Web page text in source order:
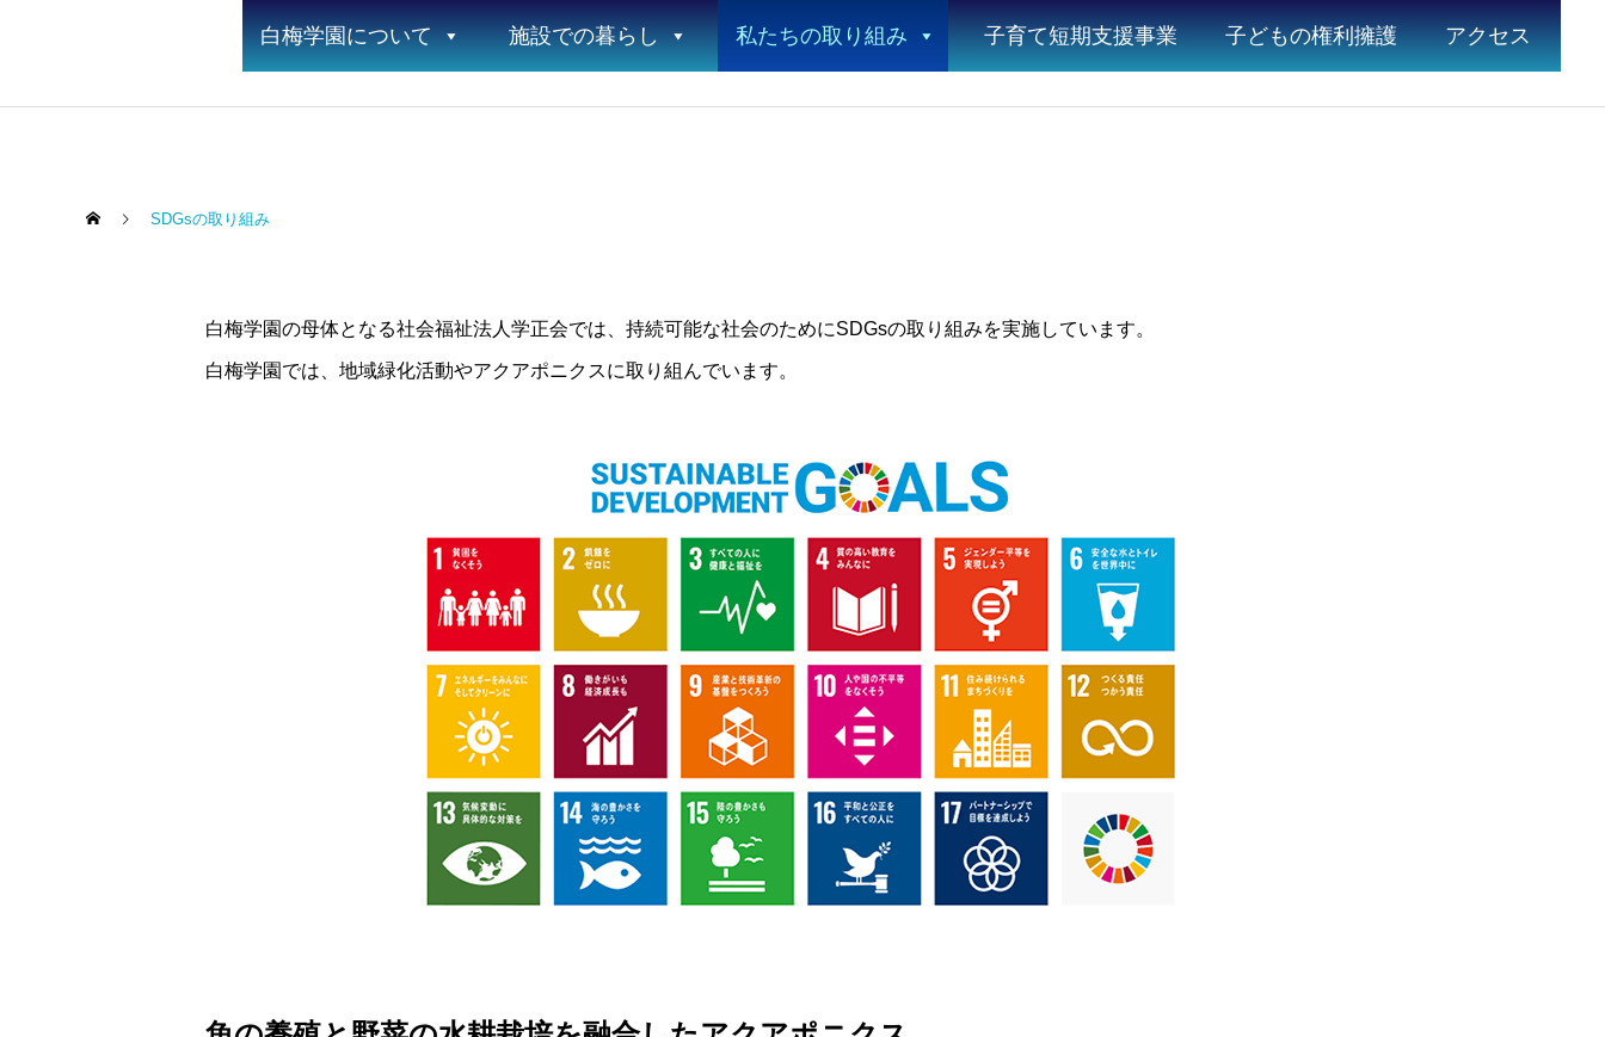
白梅学園について 施設での暮らし 私たちの取り組み 子育て短期支援事業 子どもの権利擁護 アクセス
SDGsの取り組み
白梅学園の母体となる社会福祉法人学正会では、持続可能な社会のためにSDGsの取り組みを実施しています。
白梅学園では、地域緑化活動やアクアポニクスに取り組んでいます。